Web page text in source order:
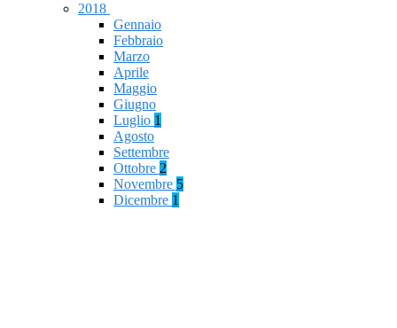
2018
Gennaio
Febbraio
Marzo
Aprile
Maggio
Giugno
Luglio 1
Agosto
Settembre
Ottobre 2
Novembre 5
Dicembre 1